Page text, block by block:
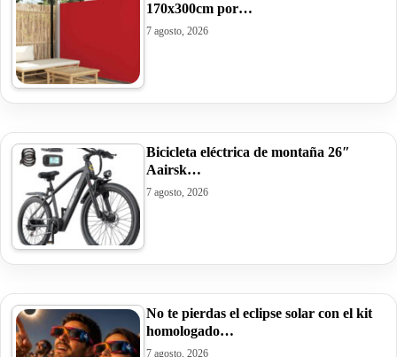
170x300cm por…
7 agosto, 2026
Bicicleta eléctrica de montaña 26″
Aairsk…
7 agosto, 2026
No te pierdas el eclipse solar con el kit
homologado…
7 agosto, 2026